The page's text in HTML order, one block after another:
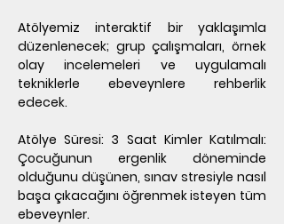
Atölyemiz interaktif bir yaklaşımla
düzenlenecek; grup çalışmaları, örnek
olay incelemeleri ve uygulamalı
tekniklerle ebeveynlere rehberlik
edecek.
Atölye Süresi: 3 Saat Kimler Katılmalı:
Çocuğunun ergenlik döneminde
olduğunu düşünen, sınav stresiyle nasıl
başa çıkacağını öğrenmek isteyen tüm
ebeveynler.